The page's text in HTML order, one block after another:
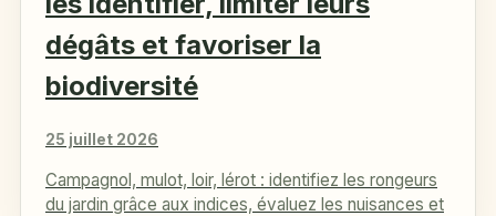
dégâts et favoriser la
biodiversité
25 juillet 2026
Campagnol, mulot, loir, lérot : identifiez les rongeurs
du jardin grâce aux indices, évaluez les nuisances et